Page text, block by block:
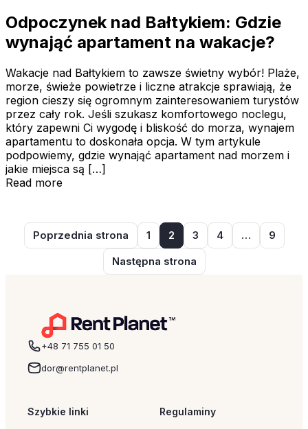
Odpoczynek nad Bałtykiem: Gdzie
wynająć apartament na wakacje?
Wakacje nad Bałtykiem to zawsze świetny wybór! Plaże,
morze, świeże powietrze i liczne atrakcje sprawiają, że
region cieszy się ogromnym zainteresowaniem turystów
przez cały rok. Jeśli szukasz komfortowego noclegu,
który zapewni Ci wygodę i bliskość do morza, wynajem
apartamentu to doskonała opcja. W tym artykule
podpowiemy, gdzie wynająć apartament nad morzem i
jakie miejsca są […]
Read more
Poprzednia strona 1 2 3 4 …
9
Następna strona
+48 71 755 01 50
dor@rentplanet.pl
Szybkie linki Regulaminy